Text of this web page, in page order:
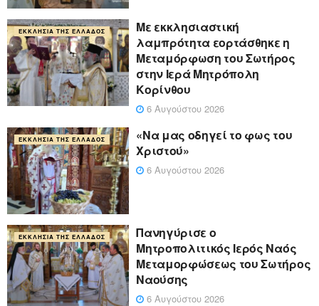
ΕΚΚΛΗΣΊΑ ΤΗΣ ΕΛΛΆΔΟΣ
Με εκκλησιαστική
λαμπρότητα εορτάσθηκε η
Μεταμόρφωση του Σωτήρος
στην Ιερά Μητρόπολη
Κορίνθου
6 Αυγούστου 2026
ΕΚΚΛΗΣΊΑ ΤΗΣ ΕΛΛΆΔΟΣ
«Να μας οδηγεί το φως του
Χριστού»
6 Αυγούστου 2026
ΕΚΚΛΗΣΊΑ ΤΗΣ ΕΛΛΆΔΟΣ
Πανηγύρισε ο
Μητροπολιτικός Ιερός Ναός
Μεταμορφώσεως του Σωτήρος
Ναούσης
6 Αυγούστου 2026